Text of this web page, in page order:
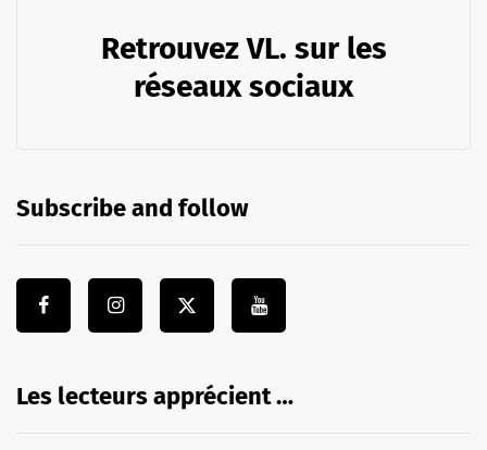
Retrouvez VL. sur les
réseaux sociaux
Subscribe and follow
Les lecteurs apprécient …